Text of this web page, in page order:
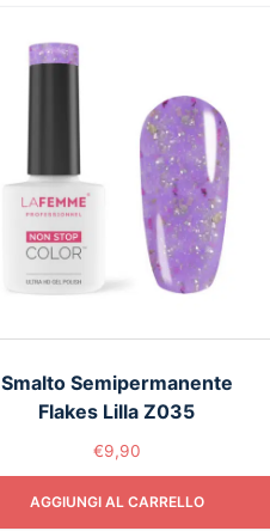
Smalto Semipermanente
Flakes Lilla Z035
€9,90
AGGIUNGI AL CARRELLO